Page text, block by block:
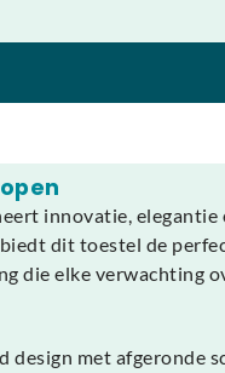
innovatie,
dit toestel de
die elke verwachting
design met